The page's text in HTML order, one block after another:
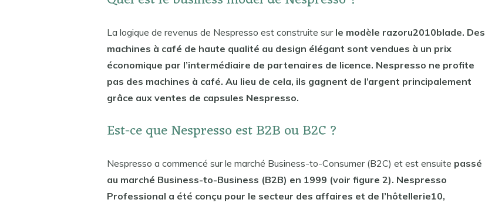
La logique de revenus de Nespresso est construite sur le modèle razoru2010blade. Des
machines à café de haute qualité au design élégant sont vendues à un prix
économique par l’intermédiaire de partenaires de licence. Nespresso ne profite
pas des machines à café. Au lieu de cela, ils gagnent de l’argent principalement
grâce aux ventes de capsules Nespresso.
Est-ce que Nespresso est B2B ou B2C ?
Nespresso a commencé sur le marché Business-to-Consumer (B2C) et est ensuite passé
au marché Business-to-Business (B2B) en 1999 (voir figure 2). Nespresso
Professional a été conçu pour le secteur des affaires et de l’hôtellerie10,